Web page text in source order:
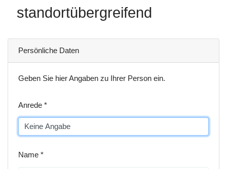
standortübergreifend
Persönliche Daten
Geben Sie hier Angaben zu Ihrer Person ein.
Anrede
Name